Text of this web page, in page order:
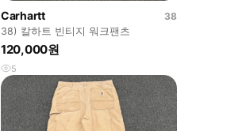
Carhartt
38
38) 칼하트 빈티지 워크팬츠
120,000원
5